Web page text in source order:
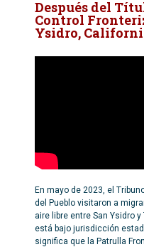
Después del
Control
Ysidro,
En mayo de 2023, el
del Pueblo visitaron a
aire libre entre San Ysidro
está bajo jurisdicción
significa que la Patrulla